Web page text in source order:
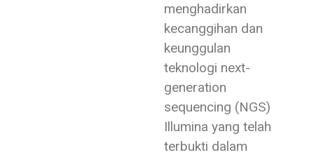
menghadirkan
kecanggihan dan
keunggulan
teknologi next-
generation
sequencing (NGS)
Illumina yang telah
terbukti dalam